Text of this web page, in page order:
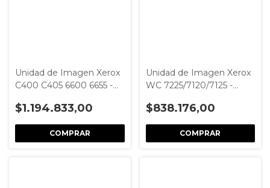
Unidad de Imagen Xerox
C400 C405 6600 6655 -
$1.194.833,00
Unidad de Imagen Xerox
WC 7225/7120/7125 -
$838.176,00